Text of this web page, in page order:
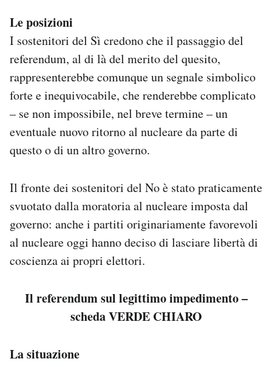
Le posizioni
I sostenitori del Sì credono che il passaggio del
referendum, al di là del merito del quesito,
rappresenterebbe comunque un segnale simbolico
forte e inequivocabile, che renderebbe complicato
– se non impossibile, nel breve termine – un
eventuale nuovo ritorno al nucleare da parte di
questo o di un altro governo.
Il fronte dei sostenitori del No è stato praticamente
svuotato dalla moratoria al nucleare imposta dal
governo: anche i partiti originariamente favorevoli
al nucleare oggi hanno deciso di lasciare libertà di
coscienza ai propri elettori.
Il referendum sul legittimo impedimento –
scheda VERDE CHIARO
La situazione